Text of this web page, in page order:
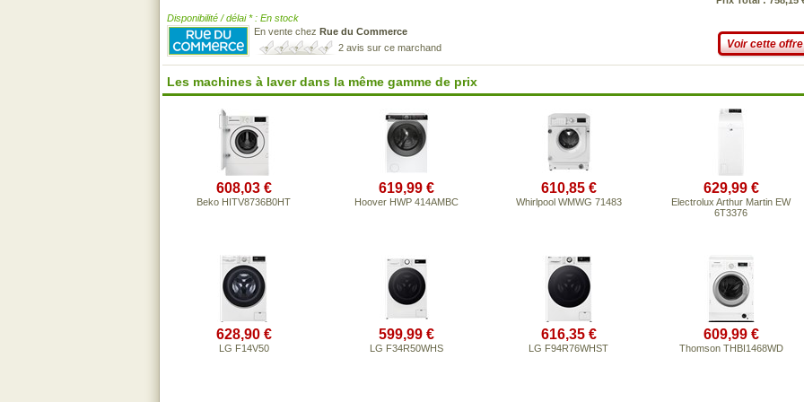
Disponibilité / délai * : En stock
En vente chez Rue du Commerce
2 avis sur ce marchand
Voir cette offre
Les machines à laver dans la même gamme de prix
608,03 €
Beko HITV8736B0HT
619,99 €
Hoover HWP 414AMBC
610,85 €
Whirlpool WMWG 71483
629,99 €
Electrolux Arthur Martin EW
6T3376
628,90 €
LG F14V50
599,99 €
LG F34R50WHS
616,35 €
LG F94R76WHST
609,99 €
Thomson THBI1468WD